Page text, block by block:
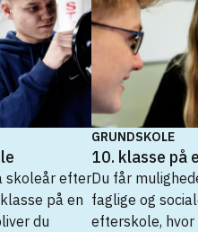
(grundskolen)
skoleår efter
på en
du
GRUNDSKOLE
10. klasse på
Du får
faglige og
efterskole, hvor